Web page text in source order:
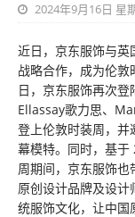
2024年9月16日 星
近日，京东服饰与
战略合作，成为伦
日，京东服饰再次登
Ellassay歌力思、
登上伦敦时装周，并
幕模特。同时，基
周期间，京东服饰
原创设计品牌及设
统服饰文化，让中国